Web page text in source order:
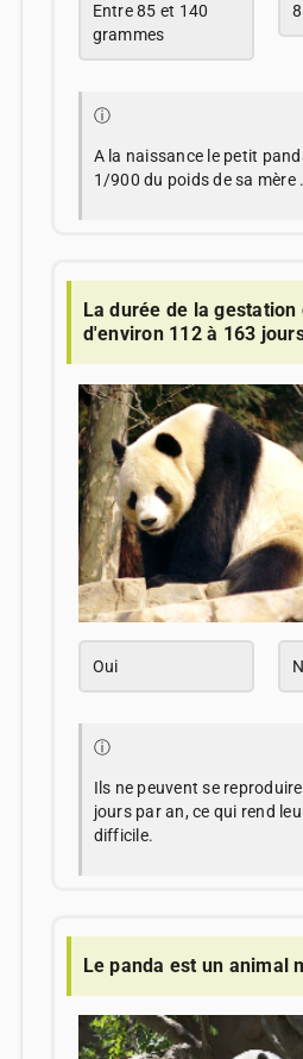
Entre 85 et 140
grammes
ⓘ
A la naissance le petit
1/900 du poids de sa mère .
La durée de la
d'environ 112 à 163
Oui
ⓘ
Ils ne peuvent se
jours par an, ce qui rend
difficile.
Le panda est un animal